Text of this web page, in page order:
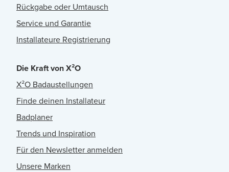
Rückgabe oder Umtausch
Service und Garantie
Installateure Registrierung
Die Kraft von X²O
X²O Badaustellungen
Finde deinen Installateur
Badplaner
Trends und Inspiration
Für den Newsletter anmelden
Unsere Marken